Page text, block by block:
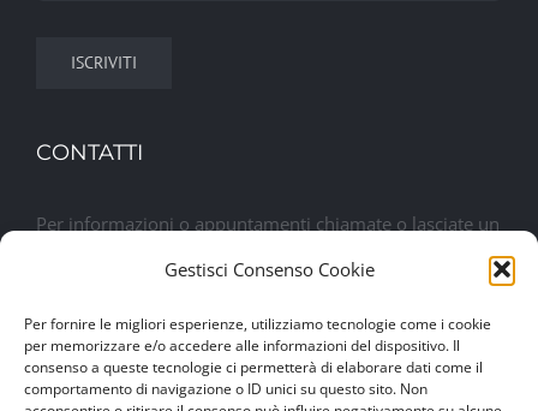
Gestisci Consenso Cookie
Per fornire le migliori esperienze, utilizziamo tecnologie come i cookie
per memorizzare e/o accedere alle informazioni del dispositivo. Il
consenso a queste tecnologie ci permetterà di elaborare dati come il
comportamento di navigazione o ID unici su questo sito. Non
CONTATTI
Per informazioni o appuntamenti chiamate o lasciate un
messaggio. Sarete contattati al più presto
Lasciaci un messaggio